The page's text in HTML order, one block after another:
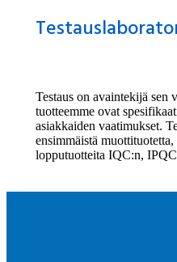
Testaus on avaintekijä sen
tuotteemme ovat
asiakkaiden vaatimukset.
ensimmäistä
lopputuotteita IQC:n,